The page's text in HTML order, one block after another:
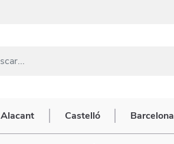
Alacant Castelló Barcelona